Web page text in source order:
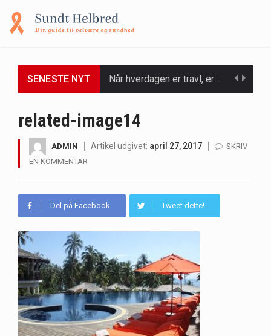
SENESTE NYT
Massagestole er ikke længere forbeholdt luksuriøse spaer og wellnesscentre - de er nu tilgængelige til…
related-image14
ADMIN Artikel udgivet: april 27, 2017
SKRIV
EN KOMMENTAR
Del på Facebook Tweet dette!